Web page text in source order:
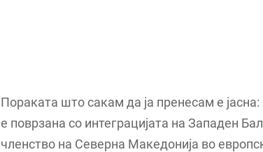
Пораката што сакам да ја пренесам е
е поврзана со интеграцијата на Западен
членство на Северна Македонија во